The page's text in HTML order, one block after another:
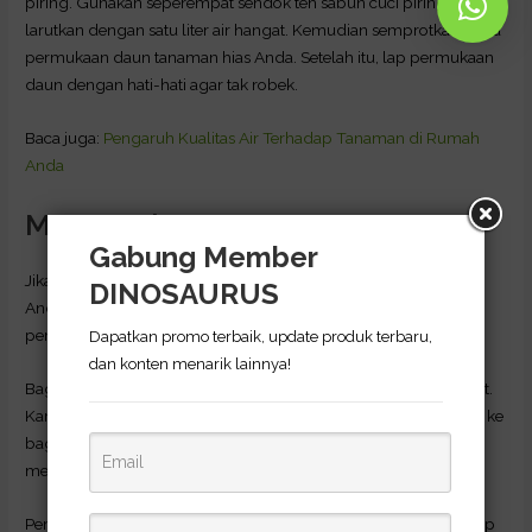
larutkan dengan satu liter air hangat. Kemudian semprotkan pada
permukaan daun tanaman hias Anda. Setelah itu, lap permukaan
daun dengan hati-hati agar tak robek.
Baca juga: Pengaruh Kualitas Air Terhadap Tanaman di Rumah
Anda
Memangkas Daun
Jika daun mulai menguning, bahkan berubah menjadi cokelat,
Anda harus memangkasnya. Selain estetika, tujuan utama
pemangkasan daun adalah menjaga kesehatan tanaman.
Bagian yang menguning atau menjadi cokelat sudah tidak sehat.
Karena itu, bagian tersebut harus dipangkas agar tak menyebar ke
bagian lain. Misalnya hal ini terjadi karena daun atau dahan
membusuk.
Pemangkasan juga dapat membantu agar bentuk tanaman tetap
Gabung Member
DINOSAURUS
Dapatkan promo terbaik, update produk terbaru,
dan konten menarik lainnya!